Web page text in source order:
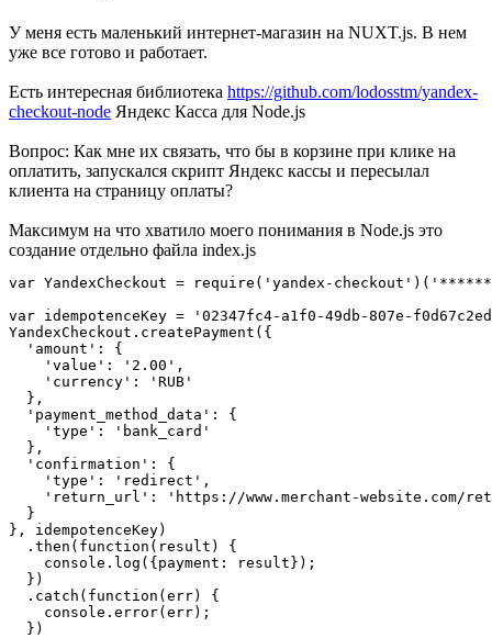
У меня есть маленький интернет-магазин на NUXT.js. В нем
уже все готово и работает.
Есть интересная библиотека https://github.com/lodosstm/yandex-
checkout-node Яндекс Касса для Node.js
Вопрос: Как мне их связать, что бы в корзине при клике на
оплатить, запускался скрипт Яндекс кассы и пересылал
клиента на страницу оплаты?
Максимум на что хватило моего понимания в Node.js это
создание отдельно файла index.js
var YandexCheckout = require('yandex-
var idempotenceKey = '02347fc4-a1f0-49db-807e-
YandexCheckout.createPayment({
  'amount': {
    'value': '2.00',
    'currency': 'RUB'
  },
  'payment_method_data': {
    'type': 'bank_card'
  },
  'confirmation': {
    'type': 'redirect',
'return_url': 'https://www.merchant-website.com/
  }
}, idempotenceKey)
  .then(function(result) {
    console.log({payment: result});
  })
  .catch(function(err) {
    console.error(err);
  })